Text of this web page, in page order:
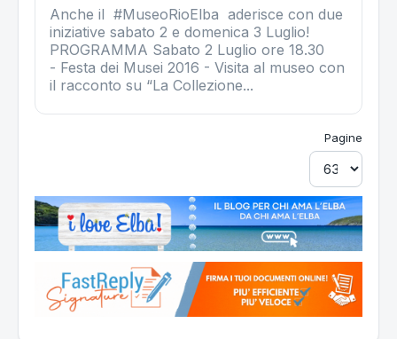
Anche il #MuseoRioElba aderisce con due
iniziative sabato 2 e domenica 3 Luglio!
PROGRAMMA Sabato 2 Luglio ore 18.30
- Festa dei Musei 2016 - Visita al museo con
il racconto su “La Collezione...
Pagine